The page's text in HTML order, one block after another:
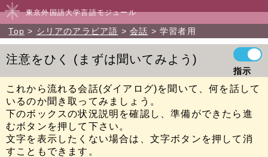
東京外国語大学言語モジュール
Top シリアのアラビア語 会話 学習者用
注意をひく まずは聞いてみよう
指示
これから流れる会話(ダイアログ)を聞いて、何を話して
いるのか聞き取ってみましょう。
下のボックスの状況説明を確認し、準備ができたら進
むボタンを押して下さい。
文字を表示したくない場合は、文字ボタンを押して消
すこともできます。